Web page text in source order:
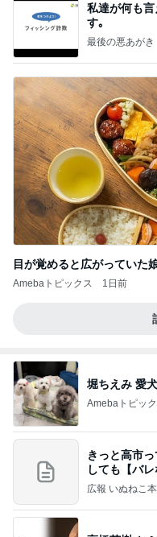
私達が何も
す｡
最後の悪あがき
目が覚めると広がっていた
Amebaトピックス 1日前
堀ちえみ 愛
Amebaトピッ
きっと高市
しても【バ
だろ
広報 いぬねこ